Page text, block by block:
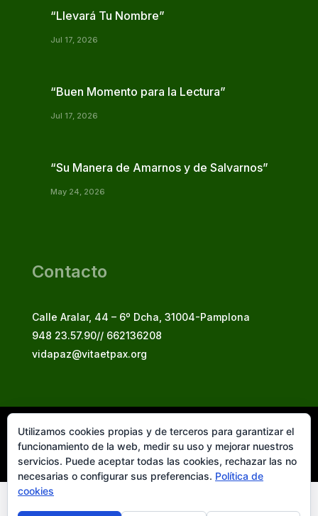
“Llevará Tu Nombre”
Jul 17, 2026
“Buen Momento para la Lectura”
Jul 17, 2026
“Su Manera de Amarnos y de Salvarnos”
May 24, 2026
Contacto
Calle Aralar, 44 – 6º Dcha, 31004-Pamplona
948 23.57.90// 662136208
vidapaz@vitaetpax.org
Vita et Pax, 2025
© Instituto Secular Vita et Pax in Christo Jesu
Utilizamos cookies propias y de terceros para garantizar el
funcionamiento de la web, medir su uso y mejorar nuestros
servicios. Puede aceptar todas las cookies, rechazar las no
necesarias o configurar sus preferencias. Política de
cookies